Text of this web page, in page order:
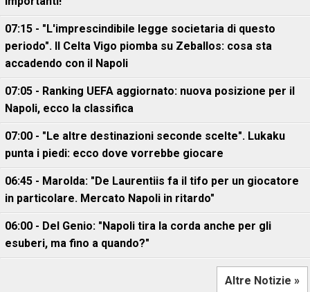
07:15 - "L'imprescindibile legge societaria di questo
periodo". Il Celta Vigo piomba su Zeballos: cosa sta
accadendo con il Napoli
07:05 - Ranking UEFA aggiornato: nuova posizione per il
Napoli, ecco la classifica
07:00 - "Le altre destinazioni seconde scelte". Lukaku
punta i piedi: ecco dove vorrebbe giocare
06:45 - Marolda: "De Laurentiis fa il tifo per un giocatore
in particolare. Mercato Napoli in ritardo"
06:00 - Del Genio: "Napoli tira la corda anche per gli
esuberi, ma fino a quando?"
Altre Notizie »